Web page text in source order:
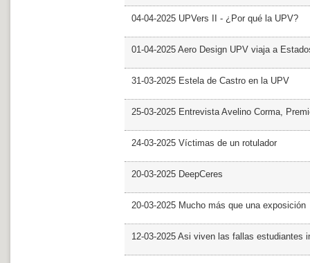
04-04-2025 UPVers II - ¿Por qué la UPV?
01-04-2025 Aero Design UPV viaja a
31-03-2025 Estela de Castro en la UPV
25-03-2025 Entrevista Avelino Corma,
24-03-2025 Víctimas de un rotulador
20-03-2025 DeepCeres
20-03-2025 Mucho más que una exposición
12-03-2025 Asi viven las fallas estudiantes